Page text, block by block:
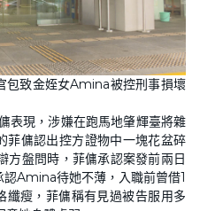
包致金姪女Amina被控刑事損壞
表現，涉嫌在跑馬地肇輝臺將雜
菲傭認出控方證物中一塊花盆碎
盤問時，菲傭承認案發前兩日
Amina待她不薄，入職前曾借1
瘦，菲傭稱有見過被告服用多